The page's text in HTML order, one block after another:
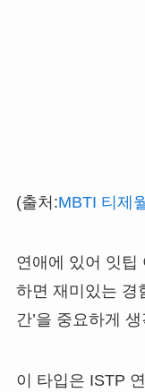
(출처:MBTI 티제
연애에 있어 잇팁
하면 재미있는 경
간’을 중요하게
이 타입은 ISTP